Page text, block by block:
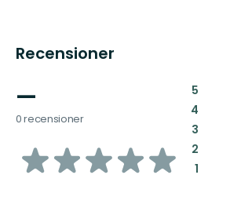
Recensioner
—
0 recensioner
av
5:
4:
3:
2:
1: